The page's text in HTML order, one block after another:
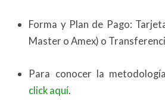
Forma y Plan de Pago:
Master o Amex) o
Para conocer la
click aquí.